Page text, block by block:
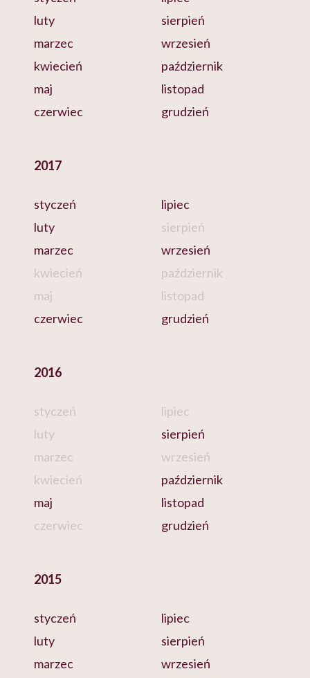
luty
marzec
kwiecień
maj
czerwiec
sierpień
wrzesień
październik
listopad
grudzień
2017
styczeń
luty
marzec
kwiecień
maj
czerwiec
lipiec
sierpień
wrzesień
październik
listopad
grudzień
2016
styczeń
luty
marzec
kwiecień
maj
czerwiec
lipiec
sierpień
wrzesień
październik
listopad
grudzień
2015
styczeń
luty
marzec
lipiec
sierpień
wrzesień